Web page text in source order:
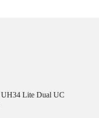
UH34 Lite Dual UC